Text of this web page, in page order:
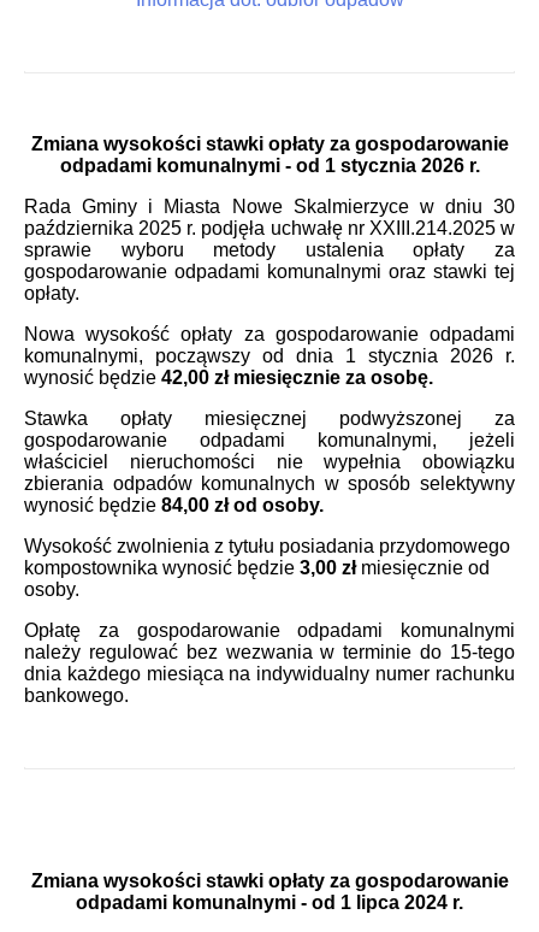
Zmiana wysokości stawki opłaty za gospodarowanie
odpadami komunalnymi - od 1 stycznia 2026 r.
Rada Gminy i Miasta Nowe Skalmierzyce w dniu 30
października 2025 r. podjęła uchwałę nr XXIII.214.2025 w
sprawie wyboru metody ustalenia opłaty za
gospodarowanie odpadami komunalnymi oraz stawki tej
opłaty.
Nowa wysokość opłaty za gospodarowanie odpadami
komunalnymi, począwszy od dnia 1 stycznia 2026 r.
wynosić będzie 42,00 zł miesięcznie za osobę.
Stawka opłaty miesięcznej podwyższonej za
gospodarowanie odpadami komunalnymi, jeżeli
właściciel nieruchomości nie wypełnia obowiązku
zbierania odpadów komunalnych w sposób selektywny
wynosić będzie 84,00 zł od osoby.
Wysokość zwolnienia z tytułu posiadania przydomowego
kompostownika wynosić będzie 3,00 złmiesięcznie od
osoby.
Opłatę za gospodarowanie odpadami komunalnymi
należy regulować bez wezwania w terminie do 15-tego
dnia każdego miesiąca na indywidualny numer rachunku
bankowego.
Zmiana wysokości stawki opłaty za gospodarowanie
odpadami komunalnymi - od 1 lipca 2024 r.